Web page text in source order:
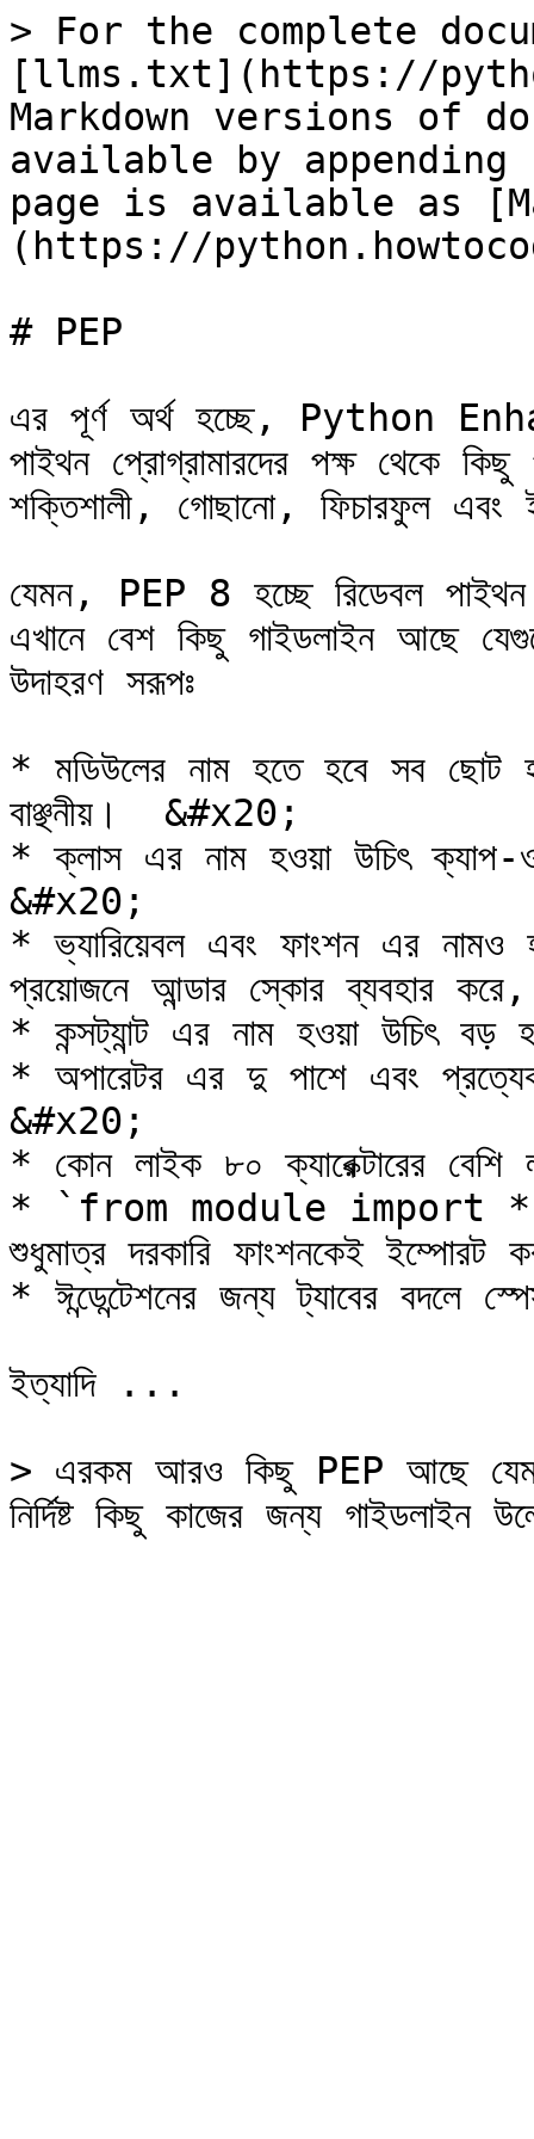
> For the complete
[llms.txt](https://
Markdown versions of
available by
page is available as
(https://
# PEP
এর পূর্ণ অর্থ হচ্ছে, Python
পাইথন প্রোগ্রামারদের পক্ষ থেকে
শক্তিশালী, গোছানো, ফিচারফুল এবং
যেমন, PEP 8 হচ্ছে রিডেবল পাইথন
এখানে বেশ কিছু গাইডলাইন আছে
উদাহরণ সরূপঃ
* মডিউলের নাম হতে হবে সব ছোট
বাঞ্ছনীয়।  &#x20;
* ক্লাস এর নাম হওয়া উচিৎ
&#x20;
* ভ্যারিয়েবল এবং ফাংশন এর নামও
প্রয়োজনে আন্ডার স্কোর
* কন্সট্যান্ট এর নাম হওয়া উচিৎ
* অপারেটর এর দু পাশে এবং
&#x20;
* কোন লাইক ৮০ ক্যারেক্টারের
* `from module import *`
শুধুমাত্র দরকারি ফাংশনকেই
* ঈন্ডেন্টেশনের জন্য ট্যাবের বদলে
ইত্যাদি ...
> এরকম আরও কিছু PEP আছে